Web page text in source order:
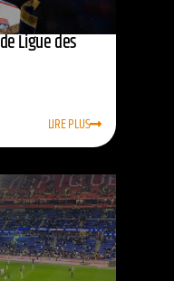
Ligue des
LIRE PLUS